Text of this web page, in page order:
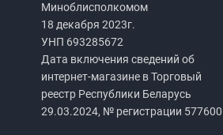
Миноблисполкомом
18 декабря 2023г.
УНП 693285672
Дата включения сведений об
интернет-магазине в Торговый
реестр Республики Беларусь
29.03.2024, № регистрации 577600